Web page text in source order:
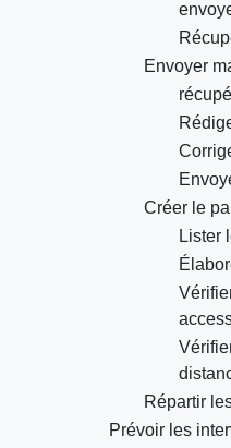
Envoyer
Créer le
Lister
Répartir
Prévoir les